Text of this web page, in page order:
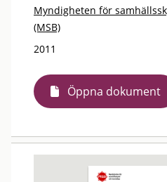
Myndigheten för
(MSB)
2011
Öppna dokument